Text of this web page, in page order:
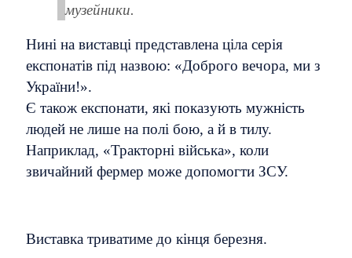
музейники.
Нині на виставці представлена ціла серія
експонатів під назвою: «Доброго вечора, ми з
України!».
Є також експонати, які показують мужність
людей не лише на полі бою, а й в тилу.
Наприклад, «Тракторні війська», коли
звичайний фермер може допомогти ЗСУ.
Виставка триватиме до кінця березня.